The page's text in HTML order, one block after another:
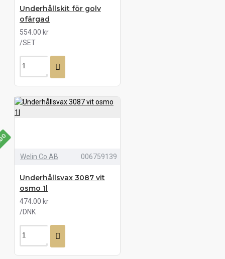
Underhållskit för golv
ofärgad
554.00 kr
/SET
Welin Co AB 006759139
Underhållsvax 3087 vit
osmo 1l
474.00 kr
/DNK